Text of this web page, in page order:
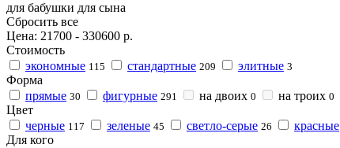
для бабушки для сына
Сбросить все
Цена: 21700 - 330600 р.
Стоимость
экономные 115 стандартные 209 элитные 3
Форма
прямые 30 фигурные 291 на двоих 0 на троих 0
Цвет
черные 117 зеленые 45 светло-серые 26 красные
Для кого